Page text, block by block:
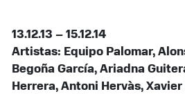
13.12.13 – 15.12.14
Artistas: Equipo Palomar,
Begoña García, Ariadna
Herrera, Antoni Hervàs,